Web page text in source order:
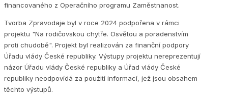
financovaného z Operačního programu Zaměstnanost.
Tvorba Zpravodaje byl v roce 2024 podpořena v rámci
projektu "Na rodičovskou chytře. Osvětou a poradenstvím
proti chudobě". Projekt byl realizován za finanční podpory
Úřadu vlády České republiky. Výstupy projektu nereprezentují
názor Úřadu vlády České republiky a Úřad vlády České
republiky neodpovídá za použití informací, jež jsou obsahem
těchto výstupů.